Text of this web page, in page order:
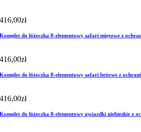
416,00zł
Komplet do łóżeczka 8-elementowy safari miętowe z
416,00zł
Komplet do łóżeczka 8-elementowy safari beżowe z
416,00zł
Komplet do łóżeczka 8-elementowy gwiazdki niebieskie z